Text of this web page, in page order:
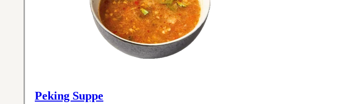
Peking Suppe